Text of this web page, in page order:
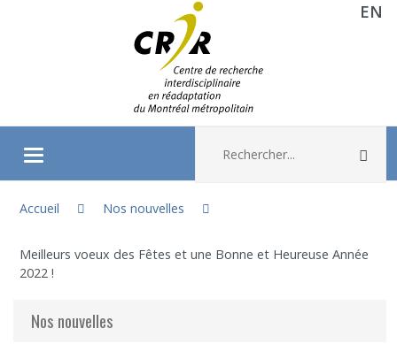
Aller directement au contenu EN
Ouvrir/fermer le menu
À propos
Recherche
Accueil
Nos nouvelles
Meilleurs voeux des Fêtes et une Bonne et Heureuse Année
2022 !
Nos nouvelles